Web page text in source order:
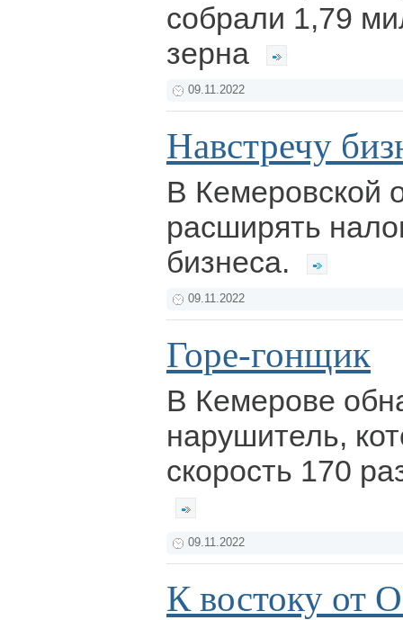
собрали 1,79
зерна
09.11.2022
Навстречу
В Кемеровской
расширять
бизнеса.
09.11.2022
Горе-гонщик
В Кемерове
нарушитель,
скорость 170
09.11.2022
К востоку от